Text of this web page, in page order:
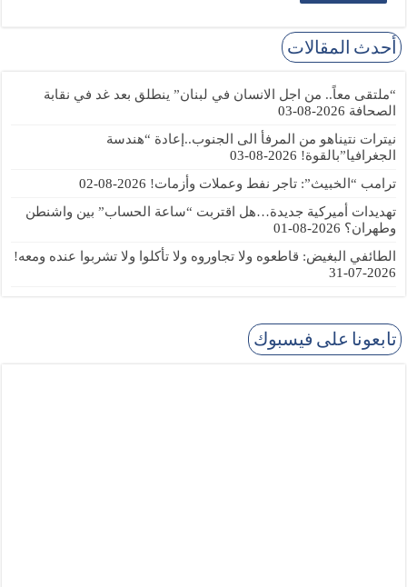
أحدث المقالات
“ملتقى معاً.. من اجل الانسان في لبنان” ينطلق بعد غد في نقابة
الصحافة 2026-08-03
نيترات نتيناهو من المرفأ الى الجنوب..إعادة “هندسة
الجغرافيا”بالقوة! 2026-08-03
ترامب “الخبيث”: تاجر نفط وعملات وأزمات! 2026-08-02
تهديدات أميركية جديدة…هل اقتربت “ساعة الحساب” بين واشنطن
وطهران؟ 2026-08-01
الطائفي البغيض: قاطعوه ولا تجاوروه ولا تأكلوا ولا تشربوا عنده ومعه!
2026-07-31
تابعونا على فيسبوك